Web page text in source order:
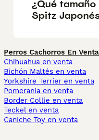
¿Qué
Spitz
Perros Cachorros En Venta
Chihuahua en venta
Bichón Maltés en venta
Yorkshire Terrier en venta
Pomerania en venta
Border Collie en venta
Teckel en venta
Caniche Toy en venta